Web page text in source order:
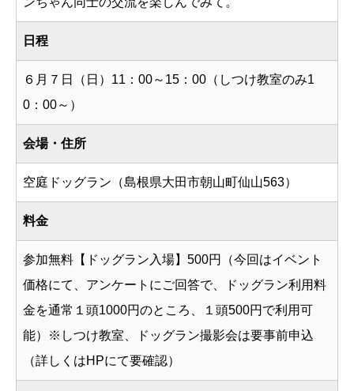
日程
６月７日（日）11：00～15：00（しつけ教室のみ1
0：00～）
会場・住所
空庭ドッグラン（島根県大田市朝山町仙山563）
料金
参加無料【ドッグラン入場】500円（今回はイベント
価格にて、アンケートにご回答で、ドッグラン利用料
金を通常１頭1000円のところ、１頭500円で利用可
能）※しつけ教室、ドッグラン撮影会は要事前申込
（詳しくはHPにて要確認）